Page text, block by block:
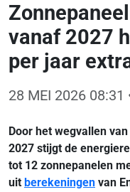
vanaf 2027
per jaar
28 MEI 2026 08:31
Door het wegvallen
2027 stijgt de
tot 12 zonnepanelen
uit berekeningen van